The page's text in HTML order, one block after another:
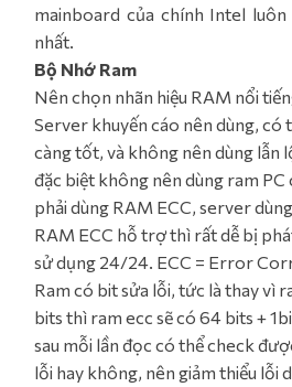
mainboard của chính Intel
nhất.
Bộ Nhớ Ram
Nên chọn nhãn hiệu RAM nổi
Server khuyến cáo nên dùng, có
càng tốt, và không nên dùng lẫn
đặc biệt không nên dùng ram PC
phải dùng RAM ECC, server
RAM ECC hỗ trợ thì rất dễ bị
sử dụng 24/24. ECC = Error
Ram có bit sửa lỗi, tức là thay vì
bits thì ram ecc sẽ có 64 bits +
sau mỗi lần đọc có thể check
lỗi hay không, nên giảm thiểu lỗi